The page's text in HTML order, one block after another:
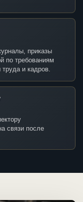
приказы
по требованиям
и кадров.
связи после